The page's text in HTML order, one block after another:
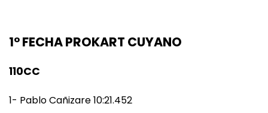
1° FECHA PROKART CUYANO
110CC
1- Pablo Cañizare 10:21.452